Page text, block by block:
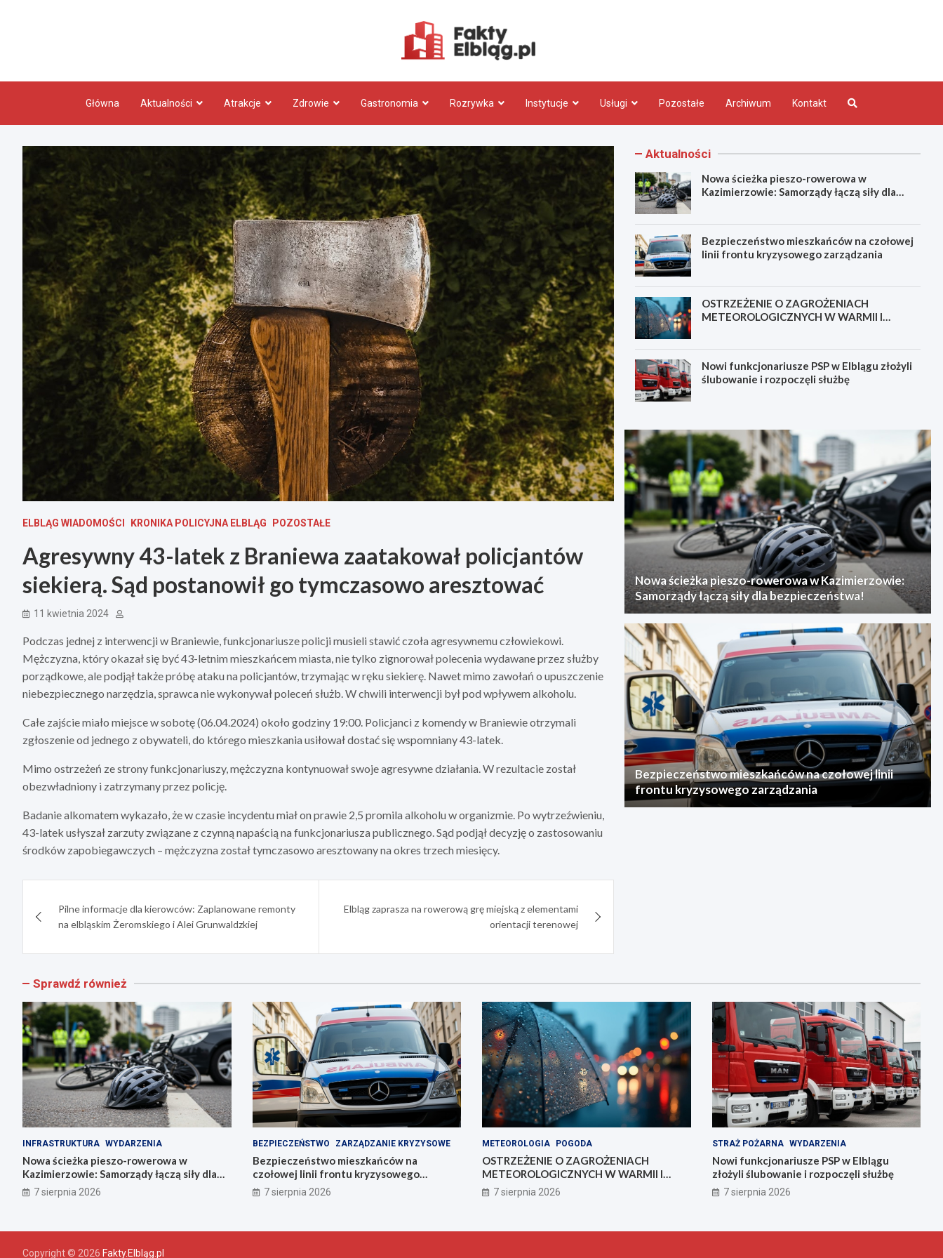
Główna Aktualności Atrakcje Zdrowie Gastronomia Rozrywka Instytucje Usługi Pozostałe Archiwum Kontakt
ELBLĄG WIADOMOŚCI KRONIKA POLICYJNA ELBLĄG POZOSTAŁE
Agresywny 43-latek z Braniewa zaatakował policjantów
siekierą. Sąd postanowił go tymczasowo aresztować
11 kwietnia 2024
Podczas jednej z interwencji w Braniewie, funkcjonariusze policji musieli stawić czoła agresywnemu człowiekowi.
Mężczyzna, który okazał się być 43-letnim mieszkańcem miasta, nie tylko zignorował polecenia wydawane przez służby
porządkowe, ale podjął także próbę ataku na policjantów, trzymając w ręku siekierę. Nawet mimo zawołań o upuszczenie
niebezpiecznego narzędzia, sprawca nie wykonywał poleceń służb. W chwili interwencji był pod wpływem alkoholu.
Całe zajście miało miejsce w sobotę (06.04.2024) około godziny 19:00. Policjanci z komendy w Braniewie otrzymali
zgłoszenie od jednego z obywateli, do którego mieszkania usiłował dostać się wspomniany 43-latek.
Mimo ostrzeżeń ze strony funkcjonariuszy, mężczyzna kontynuował swoje agresywne działania. W rezultacie został
obezwładniony i zatrzymany przez policję.
Badanie alkomatem wykazało, że w czasie incydentu miał on prawie 2,5 promila alkoholu w organizmie. Po wytrzeźwieniu,
43-latek usłyszał zarzuty związane z czynną napaścią na funkcjonariusza publicznego. Sąd podjął decyzję o zastosowaniu
środków zapobiegawczych – mężczyzna został tymczasowo aresztowany na okres trzech miesięcy.
wpisuPilne informacje dla kierowców: Zaplanowane remonty
na elbląskim Żeromskiego i Alei Grunwaldzkiej
Elbląg zaprasza na rowerową grę miejską z elementami
orientacji terenowej
Aktualności
Nowa ścieżka pieszo-rowerowa w
Kazimierzowie: Samorządy łączą siły dla
Bezpieczeństwo mieszkańców na czołowej
linii frontu kryzysowego zarządzania
OSTRZEŻENIE O ZAGROŻENIACH
METEOROLOGICZNYCH W WARMII I
Nowi funkcjonariusze PSP w Elblągu złożyli
ślubowanie i rozpoczęli służbę
Nowa ścieżka pieszo-rowerowa w Kazimierzowie:
Samorządy łączą siły dla bezpieczeństwa!
Bezpieczeństwo mieszkańców na czołowej linii
frontu kryzysowego zarządzania
Sprawdź również
INFRASTRUKTURA WYDARZENIA
Nowa ścieżka pieszo-rowerowa w
Kazimierzowie: Samorządy łączą siły dla
bezpieczeństwa!
7 sierpnia 2026
BEZPIECZEŃSTWO ZARZĄDZANIE KRYZYSOWE
Bezpieczeństwo mieszkańców na
czołowej linii frontu kryzysowego
zarządzania
7 sierpnia 2026
METEOROLOGIA POGODA
OSTRZEŻENIE O ZAGROŻENIACH
METEOROLOGICZNYCH W WARMII I
MAZURACH
7 sierpnia 2026
STRAŻ POŻARNA WYDARZENIA
Nowi funkcjonariusze PSP w Elblągu
złożyli ślubowanie i rozpoczęli służbę
7 sierpnia 2026
Copyright © 2026 Fakty.Elbląg.pl